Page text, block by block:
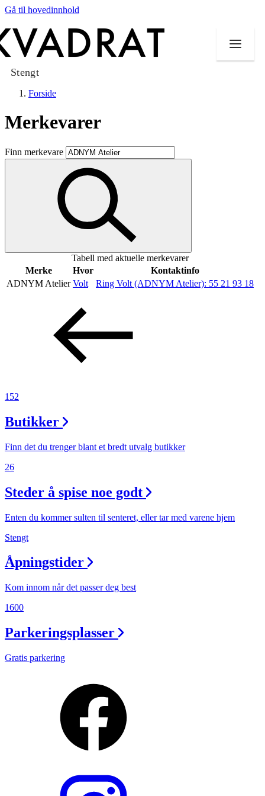
Gå til hovedinnhold
Stengt
Butikker
Mat og drikke
Taket på Kvadrat
Aktiviteter
Inspirasjon
Forside
Merkevarer
Finn merkevare
Tabell med aktuelle merkevarer
Merke
Hvor
Kontaktinfo
ADNYM Atelier Volt Ring Volt (ADNYM Atelier): 55 21 93 18
152
Butikker
Finn det du trenger blant et bredt utvalg butikker
26
Steder å spise noe godt
Enten du kommer sulten til senteret, eller tar med varene hjem
Stengt
Åpningstider
Kom innom når det passer deg best
1600
Parkeringsplasser
Gratis parkering